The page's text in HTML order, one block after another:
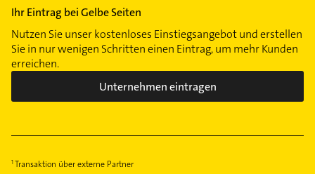
Ihr Eintrag bei Gelbe Seiten
Nutzen Sie unser kostenloses Einstiegsangebot und erstellen
Sie in nur wenigen Schritten einen Eintrag, um mehr Kunden
erreichen.
Unternehmen eintragen
Transaktion über externe Partner